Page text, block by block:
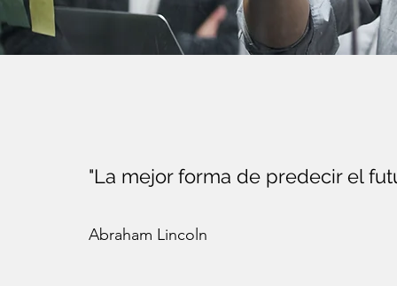
"La mejor forma de predecir el
Abraham Lincoln